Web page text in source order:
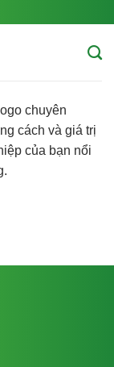
chuyên
cách và giá trị
của bạn nổi